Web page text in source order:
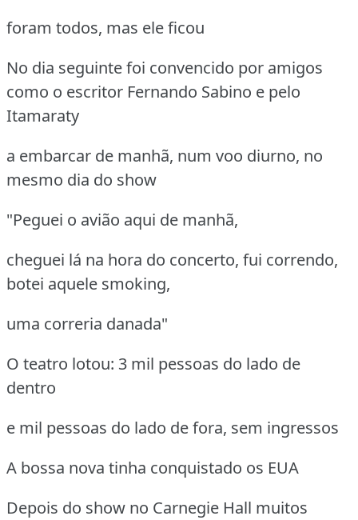
foram todos, mas ele ficou
No dia seguinte foi convencido por amigos
como o escritor Fernando Sabino e pelo
Itamaraty
a embarcar de manhã, num voo diurno, no
mesmo dia do show
"Peguei o avião aqui de manhã,
cheguei lá na hora do concerto, fui correndo,
botei aquele smoking,
uma correria danada"
O teatro lotou: 3 mil pessoas do lado de
dentro
e mil pessoas do lado de fora, sem ingressos
A bossa nova tinha conquistado os EUA
Depois do show no Carnegie Hall muitos